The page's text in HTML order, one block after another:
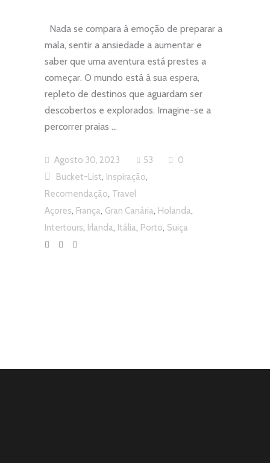
Nada se compara à emoção de preparar a
mala, sentir a ansiedade a aumentar e
saber que uma aventura está prestes a
começar. O mundo está à sua espera,
repleto de destinos que aguardam ser
descobertos e explorados. Imagine-se a
percorrer praias
Agosto 30, 2023 53
0
Bucket-List, Inspiração,
Recomendação, Travel
Açores, França, Gran Canária, Holanda,
Intertours, Irlanda, Itália, Porto, Suiça